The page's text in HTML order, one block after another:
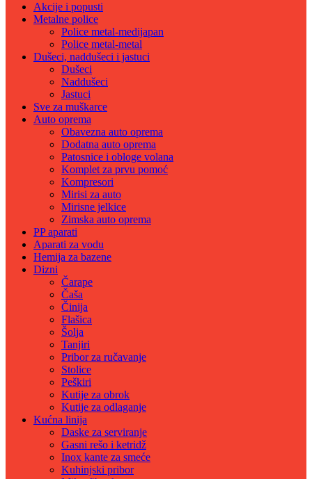
Akcije i popusti
Metalne police
Police metal-medijapan
Police metal-metal
Dušeci, naddušeci i jastuci
Dušeci
Naddušeci
Jastuci
Sve za muškarce
Auto oprema
Obavezna auto oprema
Dodatna auto oprema
Patosnice i obloge volana
Komplet za prvu pomoć
Kompresori
Mirisi za auto
Mirisne jelkice
Zimska auto oprema
PP aparati
Aparati za vodu
Hemija za bazene
Dizni
Čarape
Čaša
Činija
Flašica
Šolja
Tanjiri
Pribor za ručavanje
Stolice
Peškiri
Kutije za obrok
Kutije za odlaganje
Kućna linija
Daske za serviranje
Gasni rešo i ketridž
Inox kante za smeće
Kuhinjski pribor